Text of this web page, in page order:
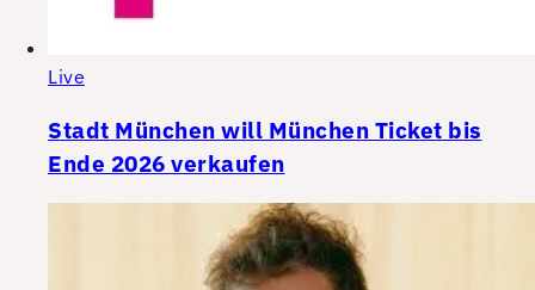
Live
Stadt München will München Ticket bis
Ende 2026 verkaufen